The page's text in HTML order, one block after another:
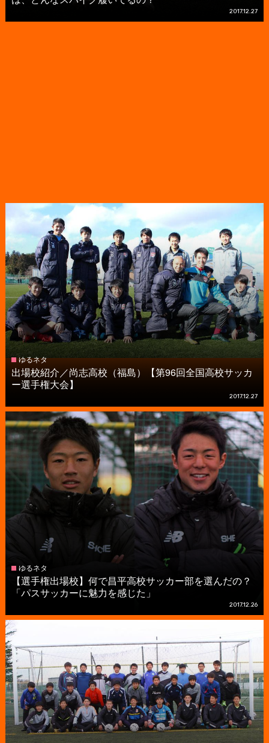
2017.12.27
ゆるネタ
出場校紹介／尚志高校（福島）【第96回全国高校サッカ
ー選手権大会】
2017.12.27
ゆるネタ
【選手権出場校】何で昌平高校サッカー部を選んだの？
「パスサッカーに魅力を感じた」
2017.12.26